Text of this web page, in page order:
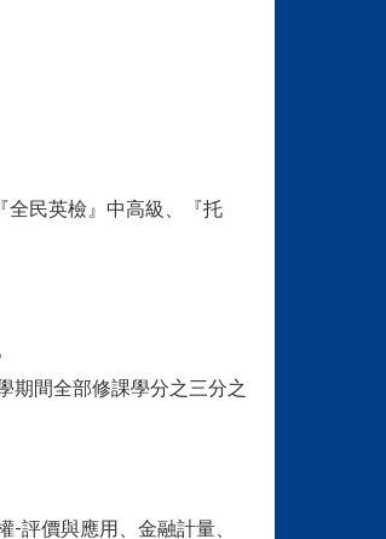
全民英檢』中高級、『托
期間全部修課學分之三分之
評價與應用、金融計量、